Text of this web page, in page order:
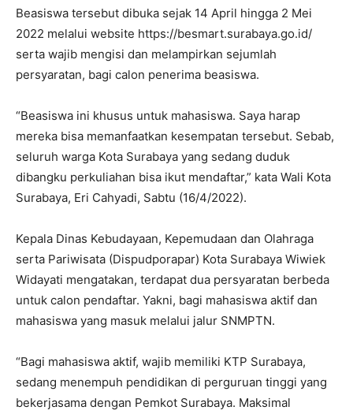
Beasiswa tersebut dibuka sejak 14 April hingga 2 Mei
2022 melalui website https://besmart.surabaya.go.id/
serta wajib mengisi dan melampirkan sejumlah
persyaratan, bagi calon penerima beasiswa.
“Beasiswa ini khusus untuk mahasiswa. Saya harap
mereka bisa memanfaatkan kesempatan tersebut. Sebab,
seluruh warga Kota Surabaya yang sedang duduk
dibangku perkuliahan bisa ikut mendaftar,” kata Wali Kota
Surabaya, Eri Cahyadi, Sabtu (16/4/2022).
Kepala Dinas Kebudayaan, Kepemudaan dan Olahraga
serta Pariwisata (Dispudporapar) Kota Surabaya Wiwiek
Widayati mengatakan, terdapat dua persyaratan berbeda
untuk calon pendaftar. Yakni, bagi mahasiswa aktif dan
mahasiswa yang masuk melalui jalur SNMPTN.
“Bagi mahasiswa aktif, wajib memiliki KTP Surabaya,
sedang menempuh pendidikan di perguruan tinggi yang
bekerjasama dengan Pemkot Surabaya. Maksimal